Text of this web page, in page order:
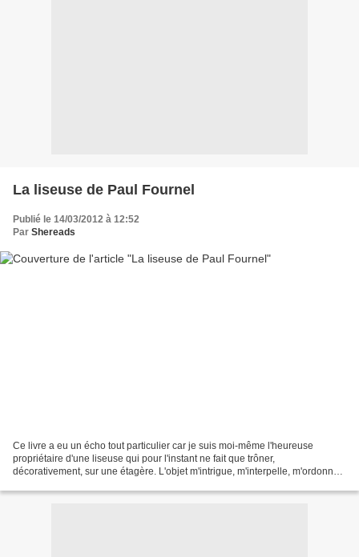
La liseuse de Paul Fournel
Publié le 14/03/2012 à 12:52
Par Shereads
Ce livre a eu un écho tout particulier car je suis moi-même l'heureuse
propriétaire d'une liseuse qui pour l'instant ne fait que trôner,
décorativement, sur une étagère. L'objet m'intrigue, m'interpelle, m'ordonne